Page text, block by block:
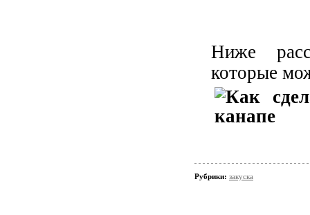
Ниже
которые
Рубрики: закуска